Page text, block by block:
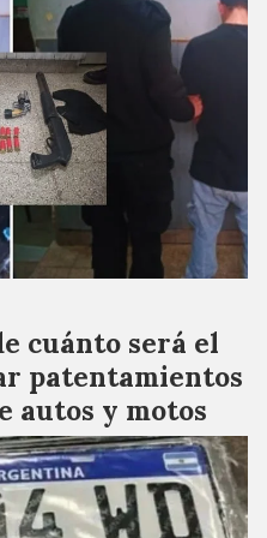
cuánto será el
patentamientos
autos y motos